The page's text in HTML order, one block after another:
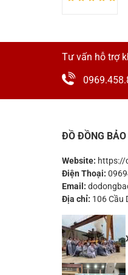
Tư vấn hỗ trợ
ĐỒ ĐỒNG BẢO
Website: https://
Điện Thoại:
Email:
Địa chỉ: 106 Cầu